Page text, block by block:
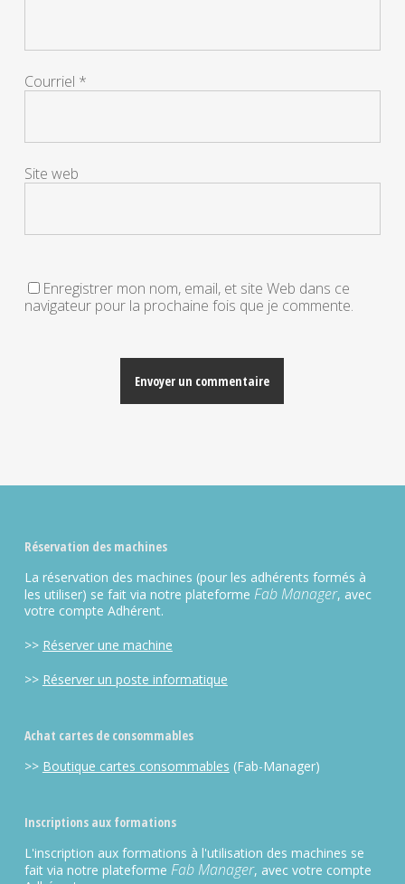
Courriel *
Site web
Enregistrer mon nom, email, et site Web dans ce
navigateur pour la prochaine fois que je commente.
Réservation des machines
La réservation des machines (pour les adhérents formés à
les utiliser) se fait via notre plateforme Fab Manager, avec
votre compte Adhérent.
>> Réserver une machine
>> Réserver un poste informatique
Achat cartes de consommables
>> Boutique cartes consommables (Fab-Manager)
Inscriptions aux formations
L'inscription aux formations à l'utilisation des machines se
fait via notre plateforme Fab Manager, avec votre compte